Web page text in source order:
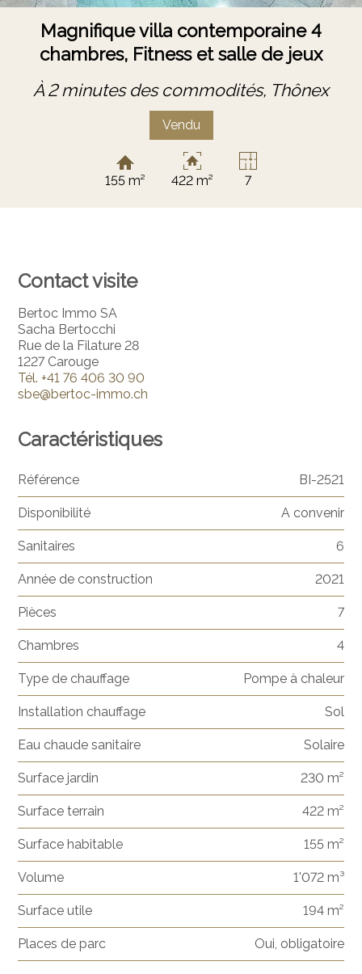
Magnifique villa contemporaine 4
chambres, Fitness et salle de jeux
À 2 minutes des commodités, Thônex
Vendu
155 m² 422 m² 7
Contact visite
Bertoc Immo SA
Sacha Bertocchi
Rue de la Filature 28
1227 Carouge
Tél. +41 76 406 30 90
sbe@bertoc-immo.ch
Caractéristiques
Référence BI-2521
Disponibilité A convenir
Sanitaires 6
Année de construction 2021
Pièces 7
Chambres 4
Type de chauffage Pompe à chaleur
Installation chauffage Sol
Eau chaude sanitaire Solaire
Surface jardin 230 m²
Surface terrain 422 m²
Surface habitable 155 m²
Volume 1'072 m³
Surface utile 194 m²
Places de parc Oui, obligatoire